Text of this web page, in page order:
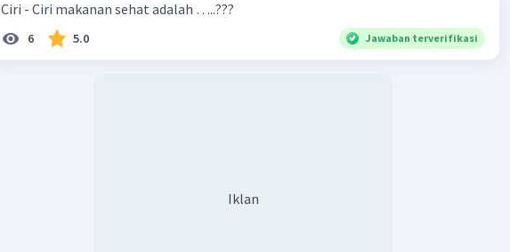
Ciri - Ciri makanan sehat adalah …..???
6 5.0 Jawaban terverifikasi
Iklan